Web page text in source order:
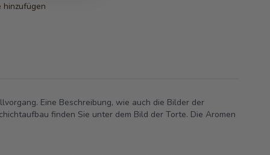
hinzufügen
Eine Beschreibung, wie auch die Bilder der
finden Sie unter dem Bild der Torte. Die Aromen